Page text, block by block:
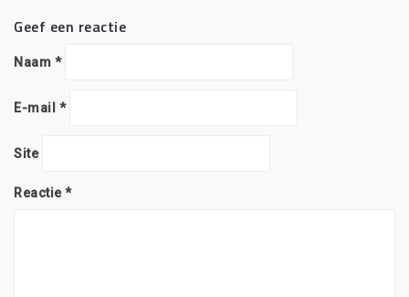
Geef een reactie
Naam *
E-mail *
Site
Reactie*